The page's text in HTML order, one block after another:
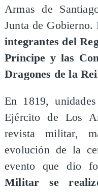
Armas de
Junta de Gobierno.
integrantes del
Príncipe y las
Dragones de la
En 1819,
Ejército de Los
revista militar,
evolución de la
evento que dio
Militar se